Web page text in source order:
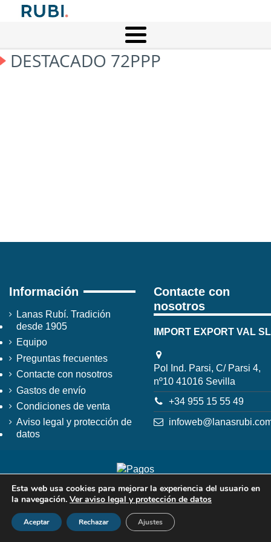
DESTACADO 72PPP
Información
Lanas Rubí. Tradición
desde 1905
Equipo
Preguntas frecuentes
Contacte con nosotros
Gastos de envío
Condiciones de venta
Aviso legal y protección de
datos
Contacte con
nosotros
IMPORT EXPORT VAL SL
Pol Ind. Parsi, C/ Parsi 4,
nº10 41016 Sevilla
+34 955 15 55 49
Esta web usa cookies para mejorar la experiencia del usuario en
la navegación. Ver aviso legal y protección de datos
Aceptar Rechazar Ajustes